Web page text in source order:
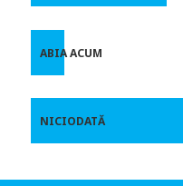
ABIA ACUM
NICIODATĂ